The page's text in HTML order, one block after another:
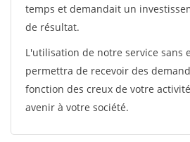
temps et demandait un
de résultat.
L'utilisation de notre service sans
permettra de recevoir des
fonction des creux de votre
avenir à votre société.